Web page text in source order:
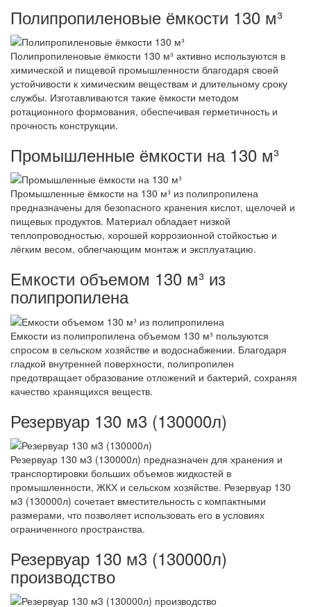
Полипропиленовые ёмкости 130 м³
Полипропиленовые ёмкости 130 м³ активно используются в
химической и пищевой промышленности благодаря своей
устойчивости к химическим веществам и длительному сроку
службы. Изготавливаются такие ёмкости методом
ротационного формования, обеспечивая герметичность и
прочность конструкции.
Промышленные ёмкости на 130 м³
Промышленные ёмкости на 130 м³ из полипропилена
предназначены для безопасного хранения кислот, щелочей и
пищевых продуктов. Материал обладает низкой
теплопроводностью, хорошей коррозионной стойкостью и
лёгким весом, облегчающим монтаж и эксплуатацию.
Емкости объемом 130 м³ из
полипропилена
Емкости из полипропилена объемом 130 м³ пользуются
спросом в сельском хозяйстве и водоснабжении. Благодаря
гладкой внутренней поверхности, полипропилен
предотвращает образование отложений и бактерий, сохраняя
качество хранящихся веществ.
Резервуар 130 м3 (130000л)
Резервуар 130 м3 (130000л) предназначен для хранения и
транспортировки больших объемов жидкостей в
промышленности, ЖКХ и сельском хозяйстве. Резервуар 130
м3 (130000л) сочетает вместительность с компактными
размерами, что позволяет использовать его в условиях
ограниченного пространства.
Резервуар 130 м3 (130000л)
производство